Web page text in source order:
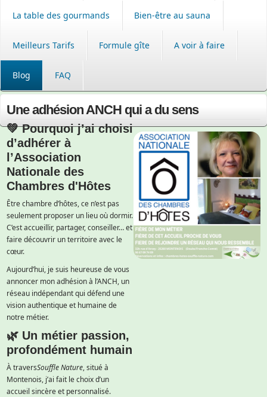
La table des gourmands Bien-être au sauna
Meilleurs Tarifs Formule gîte A voir à faire
Blog FAQ
Une adhésion ANCH qui a du sens
💚 Pourquoi j’ai choisi
d’adhérer à
l’Association
Nationale des
Chambres d'Hôtes
Être chambre d’hôtes, ce n’est pas
seulement proposer un lieu où dormir.
C’est accueillir, partager, conseiller… et
faire découvrir un territoire avec le
cœur.
Aujourd’hui, je suis heureuse de vous
annoncer mon adhésion à l’ANCH, un
réseau indépendant qui défend une
vision authentique et humaine de
notre métier.
🌿 Un métier passion,
profondément humain
À traversSouffle Nature, situé à
Montenois, j’ai fait le choix d’un
accueil sincère et personnalisé.